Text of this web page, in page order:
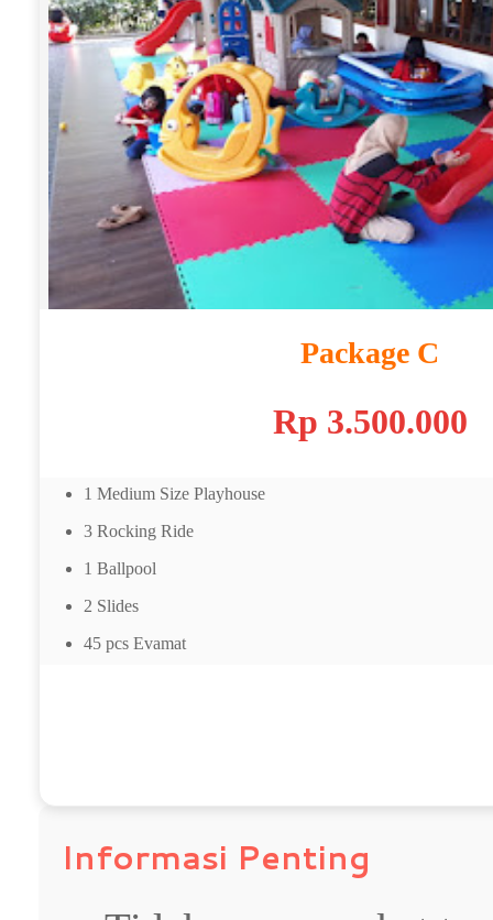
Package C
Rp 3.500.000
1 Medium Size Playhouse
3 Rocking Ride
1 Ballpool
2 Slides
45 pcs Evamat
Informasi Penting